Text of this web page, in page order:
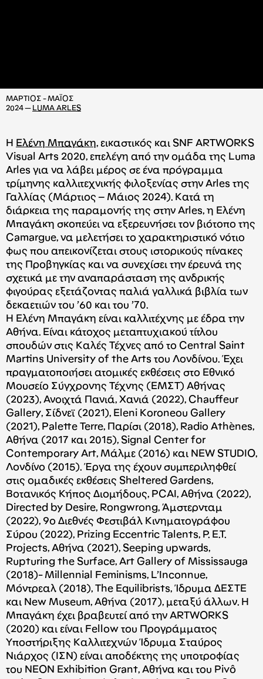
ΜΑΡΤΙΟΣ - ΜΑΪΟΣ
2024 — LUMA ARLES
H Eλένη Μπαγάκη, εικαστικός και SNF ARTWORKS
Visual Arts 2020, επελέγη από την ομάδα της Luma
Arles για να λάβει μέρος σε ένα πρόγραμμα
τρίμηνης καλλιτεχνικής φιλοξενίας στην Arles της
Γαλλίας (Μάρτιος – Μάιος 2024). Κατά τη
διάρκεια της παραμονής της στην Arles, η Ελένη
Μπαγάκη σκοπεύει να εξερευνήσει τον βιότοπο της
Camargue, να μελετήσει το χαρακτηριστικό νότιο
φως που απεικονίζεται στους ιστορικούς πίνακες
της Προβηγκίας και να συνεχίσει την έρευνά της
σχετικά με την αναπαράσταση της ανδρικής
φιγούρας εξετάζοντας παλιά γαλλικά βιβλία των
δεκαετιών του ’60 και του ’70.
Η Ελένη Μπαγάκη είναι καλλιτέχνης με έδρα την
Αθήνα. Είναι κάτοχος μεταπτυχιακού τίτλου
σπουδών στις Καλές Τέχνες από το Central Saint
Martins University of the Arts του Λονδίνου. Έχει
πραγματοποιήσει ατομικές εκθέσεις στο Εθνικό
Μουσείο Σύγχρονης Τέχνης (ΕΜΣΤ) Αθήνας
(2023), Ανοιχτά Πανιά, Χανιά (2022), Chauffeur
Gallery, Σίδνεϊ (2021), Eleni Koroneou Gallery
(2021), Palette Terre, Παρίσι (2018), Radio Athènes,
Αθήνα (2017 και 2015), Signal Center for
Contemporary Art, Μάλμε (2016) και NEW STUDIO,
Λονδίνο (2015). Έργα της έχουν συμπεριληφθεί
στις ομαδικές εκθέσεις Sheltered Gardens,
Βοτανικός Κήπος Διομήδους, PCAI, Αθήνα (2022),
Directed by Desire, Rongwrong, Άμστερνταμ
(2022), 9ο Διεθνές Φεστιβάλ Κινηματογράφου
Σύρου (2022), Prizing Eccentric Talents, P. E.T.
Projects, Αθήνα (2021), Seeping upwards,
Rupturing the Surface, Art Gallery of Mississauga
(2018)- Millennial Feminisms, L’Inconnue,
Μόντρεαλ (2018), The Equilibrists, Ίδρυμα ΔΕΣΤΕ
και Νew Museum, Αθήνα (2017), μεταξύ άλλων. Η
Μπαγάκη έχει βραβευτεί από την ARTWORKS
(2020) και είναι Fellow του Προγράμματος
Υποστήριξης Καλλιτεχνών Ίδρυμα Σταύρος
Νιάρχος (IΣΝ) είναι αποδέκτης της υποτροφίας
του NEON Exhibition Grant, Αθήνα και του Pivô